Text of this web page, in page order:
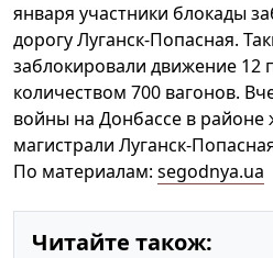
января участники блокады
дорогу Луганск-Попасная.
заблокировали движение 12
количеством 700 вагонов.
войны на Донбассе в
магистрали Луганск-
По материалам: segodnya.ua
Читайте також: